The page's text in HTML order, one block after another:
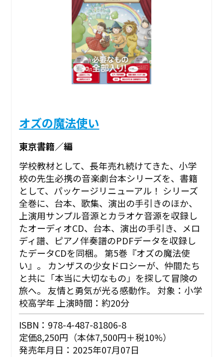
オズの魔法使い
東京書籍／編
学校教材として、長年売れ続けてきた、小学
校の先生必携の音楽劇台本シリーズを、書籍
として、パッケージリニューアル！ シリーズ
全巻に、台本、歌集、演出の手引きのほか、
上演用サンプル音源とカラオケ音源を収録し
たオーディオCD、台本、演出の手引き、メロ
ディ譜、ピアノ伴奏譜のPDFデータを収録し
たデータCDを同梱。 第5巻『オズの魔法使
い』。 カンザスの少女ドロシーが、仲間たち
と共に「本当に大切なもの」を探して冒険の
旅へ。 友情と勇気が光る感動作。 対象：小学
校高学年 上演時間：約20分
ISBN：978-4-487-81806-8
定価8,250円（本体7,500円＋税10%）
発売年月日：2025年07月07日